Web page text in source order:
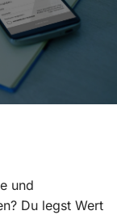
und
Du legst Wert